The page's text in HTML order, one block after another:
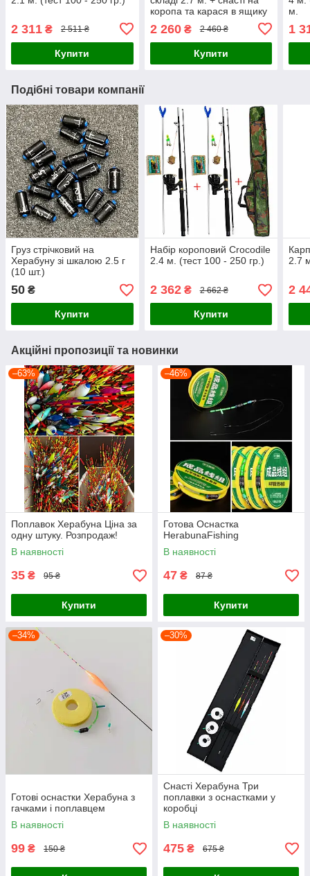
2 311 ₴ 2 511 ₴
Купити
коропа та карася в ящику
2 260₴ 2 460 ₴
Купити
м.
1
Подібні товари компанії
Груз стрічковий на
Херабуну зі шкалою 2.5 г
(10 шт.)
50 ₴
Купити
Набір короповий Crocodile
2.4 м. (тест 100 - 250 гр.)
2 362₴ 2 662 ₴
Купити
2.7
2
Акційні пропозиції та новинки
–63%
Поплавок Херабуна Ціна за
одну штуку. Розпродаж!
В наявності
35 ₴ 95 ₴
Купити
–46%
Готова Оснастка
HerabunaFishing
В наявності
47 ₴ 87 ₴
Купити
–34%
Готові оснастки Херабуна з
гачками і поплавцем
В наявності
99 ₴ 150 ₴
–30%
Снасті Херабуна Три
поплавки з оснастками у
коробці
В наявності
475 ₴ 675 ₴